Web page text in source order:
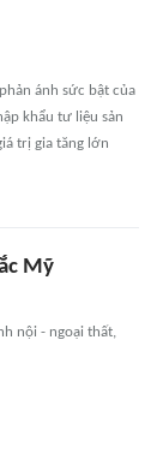
ánh sức bật của
khẩu tư liệu sản
trị gia tăng lớn
Mỹ
nội - ngoại thất,